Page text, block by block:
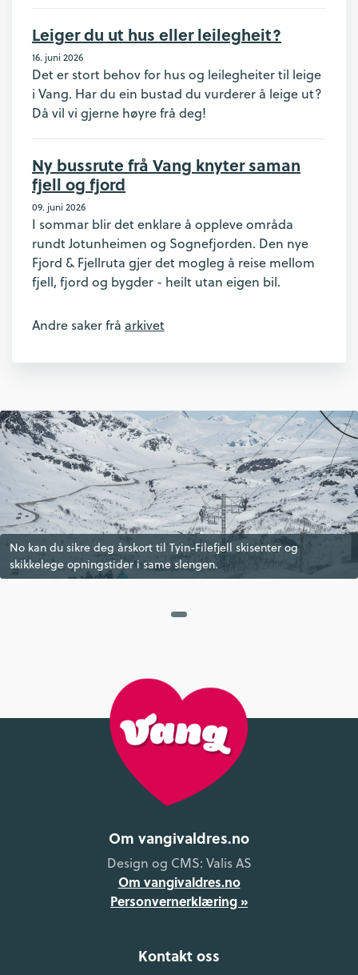
Leiger du ut hus eller leilegheit?
16. juni 2026
Det er stort behov for hus og leilegheiter til leige
i Vang. Har du ein bustad du vurderer å leige ut?
Då vil vi gjerne høyre frå deg!
Ny bussrute frå Vang knyter saman
fjell og fjord
09. juni 2026
I sommar blir det enklare å oppleve områda
rundt Jotunheimen og Sognefjorden. Den nye
Fjord & Fjellruta gjer det mogleg å reise mellom
fjell, fjord og bygder - heilt utan eigen bil.
Andre saker frå arkivet
No kan du sikre deg årskort til Tyin-Filefjell skisenter og
skikkelege opningstider i same slengen.
No kan du sikre deg årskort til Tyin-Filefjell skisenter og
skikkelege opningstider i same slengen.
No kan du sikre deg årskort til Tyin-Filefjell skisenter og
skikkelege opningstider i same slengen.
Om vangivaldres.no
Design og CMS: Valis AS
Om vangivaldres.no
Personvernerklæring »
Kontakt oss